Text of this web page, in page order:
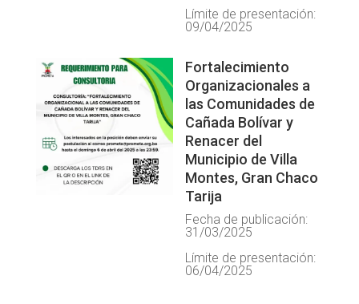
Límite de presentación:
09/04/2025
Fortalecimiento
Organizacionales a
las Comunidades de
Cañada Bolívar y
Renacer del
Municipio de Villa
Montes, Gran Chaco
Tarija
Fecha de publicación:
31/03/2025
Límite de presentación:
06/04/2025